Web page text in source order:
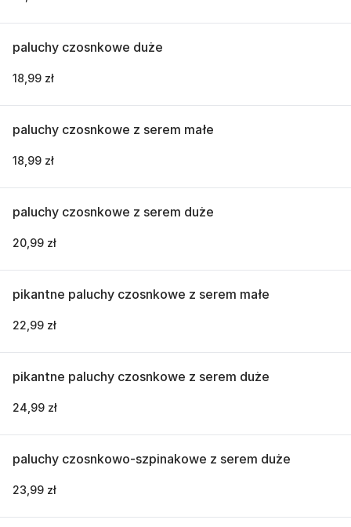
paluchy czosnkowe duże
18,99 zł
paluchy czosnkowe z serem małe
18,99 zł
paluchy czosnkowe z serem duże
20,99 zł
pikantne paluchy czosnkowe z serem małe
22,99 zł
pikantne paluchy czosnkowe z serem duże
24,99 zł
paluchy czosnkowo-szpinakowe z serem duże
23,99 zł